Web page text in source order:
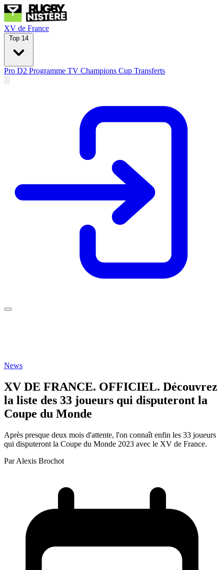
XV de France
Top 14
Pro D2 Programme TV Champions Cup Transferts
News
XV DE FRANCE. OFFICIEL. Découvrez
la liste des 33 joueurs qui disputeront la
Coupe du Monde
Après presque deux mois d'attente, l'on connaît enfin les 33 joueurs
qui disputeront la Coupe du Monde 2023 avec le XV de France.
Par Alexis Brochot